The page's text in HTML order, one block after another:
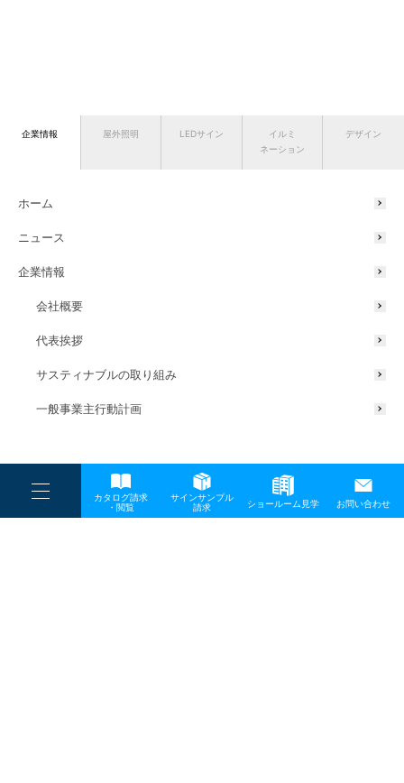
----
----
-
カタログ請求
・閲覧
サインサンプル
請求
ショールーム見学 お問い合わせ
企業情報 屋外照明 LEDサイン
イルミ
ネーション
デザイン
ホーム
ニュース
企業情報
会社概要
代表挨拶
サスティナブルの取り組み
一般事業主行動計画